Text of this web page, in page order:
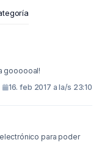
goooooal!
16. feb 2017 a la/s 23:10